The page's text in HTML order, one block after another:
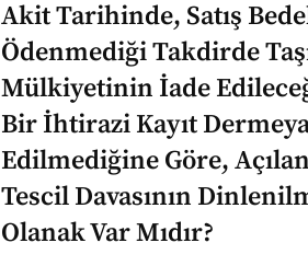
Bir
İhtirazi
Kayıt
Dermeyan
Edilmediğine
Göre,
Açılan
İptal
Ve
Davasının
Akit Tarihinde, Satış
Ödenmediği Takdirde
Mülkiyetinin İade
Bir İhtirazi Kayıt
Edilmediğine Göre,
Tescil Davasının
Olanak Var Mıdır?